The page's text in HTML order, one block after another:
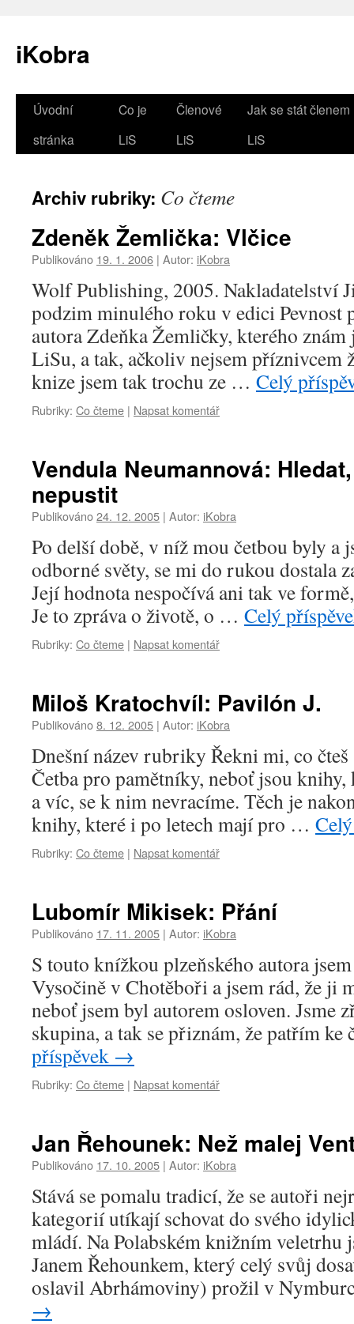
iKobra
Přejít
webu
Úvodní
stránka
Co je
LiS
Členové
LiS
Jak se stát členem
LiS
Archiv rubriky: Co čteme
Zdeněk Žemlička: Vlčice
Publikováno 19. 1. 2006 | Autor: iKobra
Wolf Publishing, 2005. Nakladatelství
podzim minulého roku v edici
autora Zdeňka Žemličky, kterého
LiSu, a tak, ačkoliv nejsem příznivcem
knize jsem tak trochu ze … Celý
Rubriky: Co čteme | Napsat komentář
Vendula Neumannová:
nepustit
Publikováno24. 12. 2005 | Autor: iKobra
Po delší době, v níž mou četbou byly a
odborné světy, se mi do rukou dostala
Její hodnota nespočívá ani tak ve
Je to zpráva o životě, o … Celý
Rubriky: Co čteme | Napsat komentář
Miloš Kratochvíl: Pavilón J.
Publikováno8. 12. 2005 | Autor: iKobra
Dnešní název rubriky Řekni mi, co
Četba pro pamětníky, neboť jsou knihy,
a víc, se k nim nevracíme. Těch je
knihy, které i po letech mají pro …
Rubriky: Co čteme | Napsat komentář
Lubomír Mikisek: Přání
Publikováno 17. 11. 2005 | Autor: iKobra
S touto knížkou plzeňského autora
Vysočině v Chotěboři a jsem rád, že ji
neboť jsem byl autorem osloven. Jsme
skupina, a tak se přiznám, že patřím
příspěvek →
Rubriky: Co čteme | Napsat komentář
Jan Řehounek: Než malej
Publikováno 17. 10. 2005 | Autor: iKobra
Stává se pomalu tradicí, že se autoři
kategorií utíkají schovat do svého
mládí. Na Polabském knižním veletrhu
Janem Řehounkem, který celý svůj
oslavil Abrhámoviny) prožil v
→